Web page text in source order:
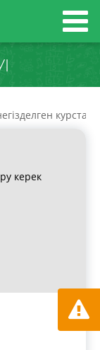
курстар
керек